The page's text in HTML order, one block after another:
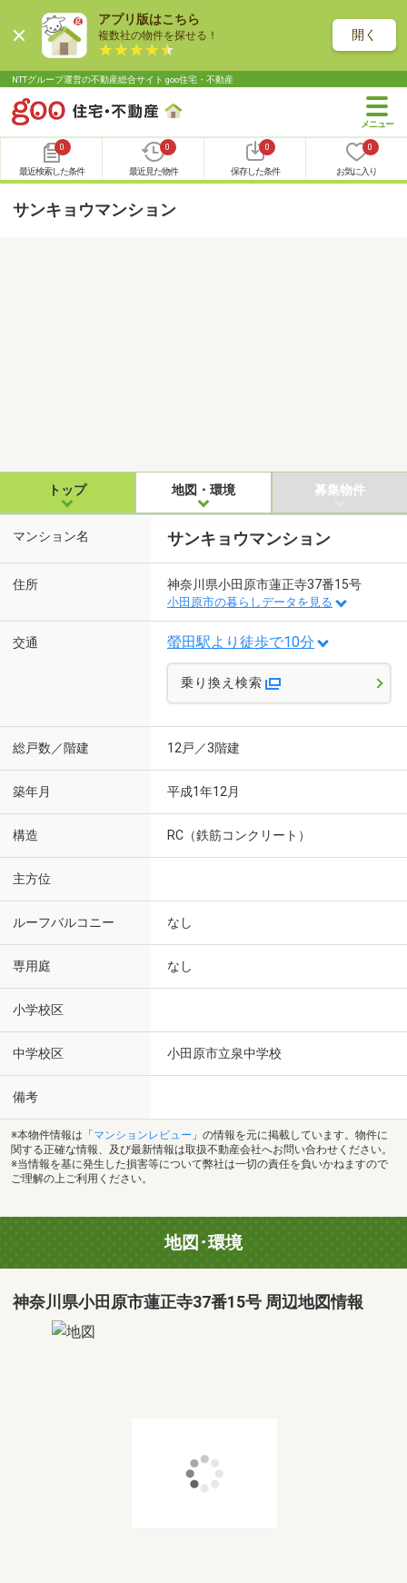
アプリ版はこちら
複数社の物件を探せる！ 開く
NTTグループ運営の不動産総合サイト goo住宅・不動産
0
最近検索した条件
0
最近見た物件
0
保存した条件
0
お気に入り
サンキョウマンション
トップ 地図・環境 募集物件
マンション名 サンキョウマンション
住所 神奈川県小田原市蓮正寺37番15号
小田原市の暮らしデータを見る
交通 螢田駅より徒歩で10分
乗り換え検索
総戸数／階建 12戸／3階建
築年月 平成1年12月
構造 RC（鉄筋コンクリート）
主方位
ルーフバルコニー なし
専用庭 なし
小学校区
中学校区 小田原市立泉中学校
備考
※本物件情報は「 マンションレビュー 」の情報を元に掲載しています。物件に
関する正確な情報、及び最新情報は取扱不動産会社へお問い合わせください。
※当情報を基に発生した損害等について弊社は一切の責任を負いかねますので
ご理解の上ご利用ください。
地図･環境
神奈川県小田原市蓮正寺37番15号 周辺地図情報